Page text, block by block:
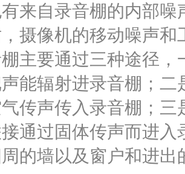
来自录音棚的内部
摄像机的移动噪声
主要通过三种途径
能辐射进录音棚；
传声传入录音棚；
通过固体传声而进
的墙以及窗户和进出